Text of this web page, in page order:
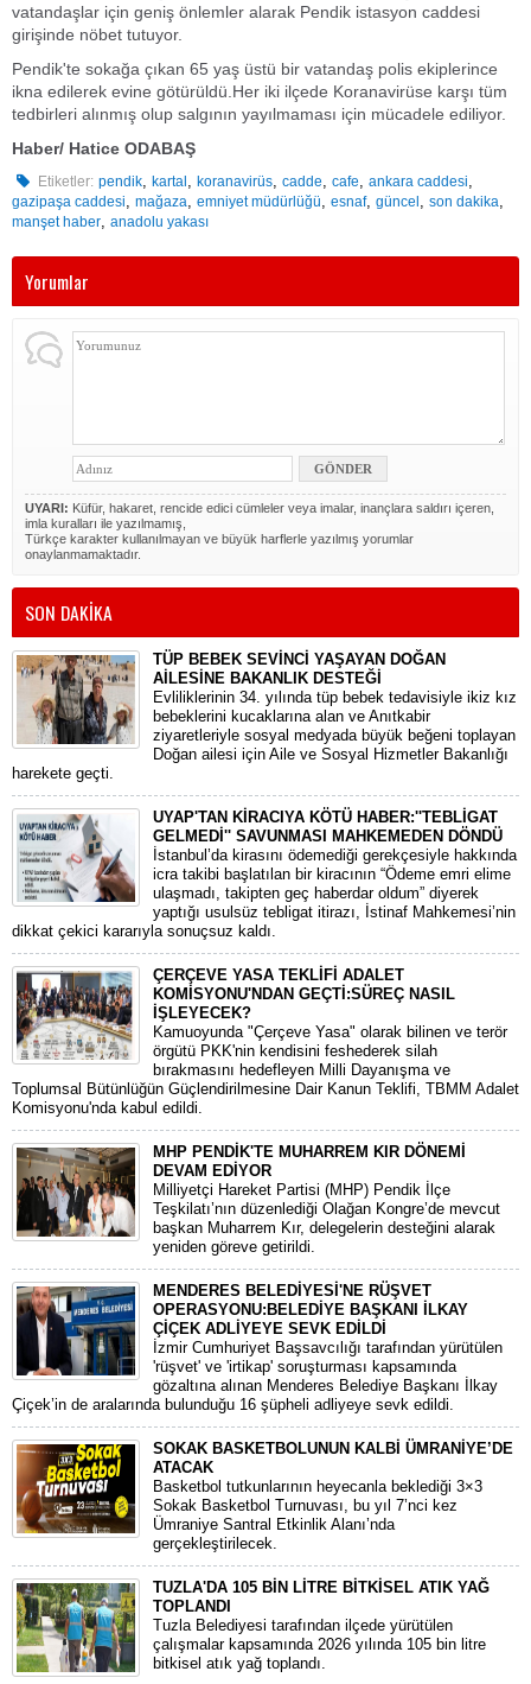
vatandaşlar için geniş önlemler alarak Pendik istasyon caddesi
girişinde nöbet tutuyor.
Pendik'te sokağa çıkan 65 yaş üstü bir vatandaş polis ekiplerince
ikna edilerek evine götürüldü.Her iki ilçede Koranavirüse karşı tüm
tedbirleri alınmış olup salgının yayılmaması için mücadele ediliyor.
Haber/ Hatice ODABAŞ
Etiketler: pendik,kartal ,koranavirüs,cadde,cafe,ankara caddesi,
gazipaşa caddesi, mağaza, emniyet müdürlüğü, esnaf, güncel , son dakika,
manşet haber, anadolu yakası
Yorumlar
UYARI: Küfür, hakaret, rencide edici cümleler veya imalar, inançlara saldırı içeren,
imla kuralları ile yazılmamış,
Türkçe karakter kullanılmayan ve büyük harflerle yazılmış yorumlar
onaylanmamaktadır.
SON DAKİKA
TÜP BEBEK SEVİNCİ YAŞAYAN DOĞAN
AİLESİNE BAKANLIK DESTEĞİ
​Evliliklerinin 34. yılında tüp bebek tedavisiyle ikiz kız
bebeklerini kucaklarına alan ve Anıtkabir
ziyaretleriyle sosyal medyada büyük beğeni toplayan
Doğan ailesi için Aile ve Sosyal Hizmetler Bakanlığı
harekete geçti.
UYAP'TAN KİRACIYA KÖTÜ HABER:''TEBLİGAT
GELMEDİ'' SAVUNMASI MAHKEMEDEN DÖNDÜ
​İstanbul’da kirasını ödemediği gerekçesiyle hakkında
icra takibi başlatılan bir kiracının “Ödeme emri elime
ulaşmadı, takipten geç haberdar oldum” diyerek
yaptığı usulsüz tebligat itirazı, İstinaf Mahkemesi’nin
dikkat çekici kararıyla sonuçsuz kaldı.
ÇERÇEVE YASA TEKLİFİ ADALET
KOMİSYONU'NDAN GEÇTİ:SÜREÇ NASIL
İŞLEYECEK?
​Kamuoyunda "Çerçeve Yasa" olarak bilinen ve terör
örgütü PKK'nin kendisini feshederek silah
bırakmasını hedefleyen Milli Dayanışma ve
Toplumsal Bütünlüğün Güçlendirilmesine Dair Kanun Teklifi, TBMM Adalet
Komisyonu'nda kabul edildi.
MHP PENDİK'TE MUHARREM KIR DÖNEMİ
DEVAM EDİYOR
​Milliyetçi Hareket Partisi (MHP) Pendik İlçe
Teşkilatı’nın düzenlediği Olağan Kongre’de mevcut
başkan Muharrem Kır, delegelerin desteğini alarak
yeniden göreve getirildi.
MENDERES BELEDİYESİ'NE RÜŞVET
OPERASYONU:BELEDİYE BAŞKANI İLKAY
ÇİÇEK ADLİYEYE SEVK EDİLDİ
​İzmir Cumhuriyet Başsavcılığı tarafından yürütülen
'rüşvet' ve 'irtikap' soruşturması kapsamında
gözaltına alınan Menderes Belediye Başkanı İlkay
Çiçek’in de aralarında bulunduğu 16 şüpheli adliyeye sevk edildi.
SOKAK BASKETBOLUNUN KALBİ ÜMRANİYE’DE
ATACAK
Basketbol tutkunlarının heyecanla beklediği 3×3
Sokak Basketbol Turnuvası, bu yıl 7’nci kez
Ümraniye Santral Etkinlik Alanı’nda
gerçekleştirilecek.
TUZLA'DA 105 BİN LİTRE BİTKİSEL ATIK YAĞ
TOPLANDI
Tuzla Belediyesi tarafından ilçede yürütülen
çalışmalar kapsamında 2026 yılında 105 bin litre
bitkisel atık yağ toplandı.